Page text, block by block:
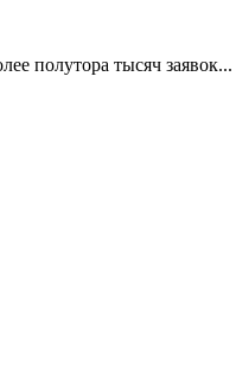
полутора тысяч заявок...